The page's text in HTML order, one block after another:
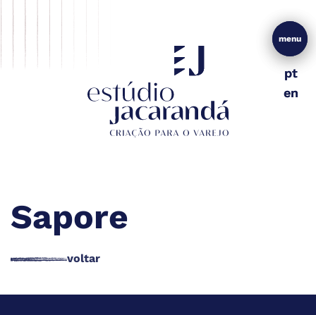
menu
pt
en
menu
pt
en
Sapore
voltar